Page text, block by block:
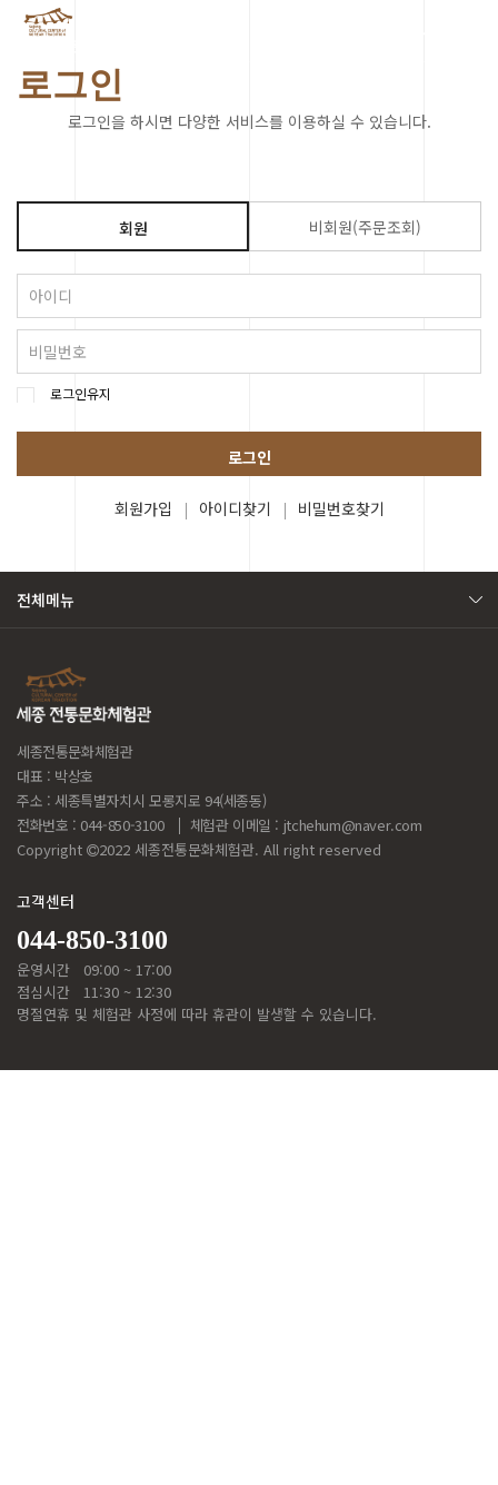
로그인
로그인을 하시면 다양한 서비스를 이용하실 수 있습니다.
회원 비회원(주문조회)
로그인유지
로그인
회원가입 아이디찾기 비밀번호찾기
전체메뉴
세종전통문화체험관
대표 : 박상호
주소 : 세종특별자치시 모롱지로 94(세종동)
전화번호 : 044-850-3100
체험관 이메일 : jtchehum@naver.com
Copyright
2022 세종전통문화체험관. All right reserved
고객센터
044-850-3100
운영시간
09:00 ~ 17:00
점심시간
11:30 ~ 12:30
명절연휴 및 체험관 사정에 따라 휴관이 발생할 수 있습니다.